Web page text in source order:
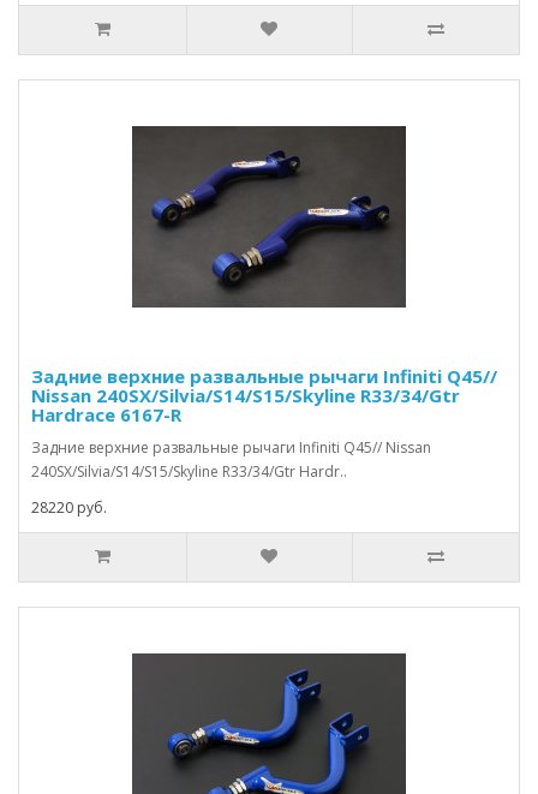
Задние верхние развальные рычаги Infiniti Q45//
Nissan 240SX/Silvia/S14/S15/Skyline R33/34/Gtr
Hardrace 6167-R
Задние верхние развальные рычаги Infiniti Q45// Nissan
240SX/Silvia/S14/S15/Skyline R33/34/Gtr Hardr..
28220 руб.